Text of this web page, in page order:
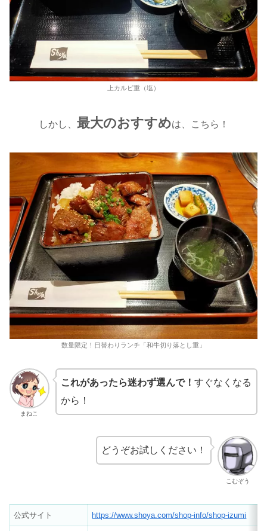
上カルビ重（塩）
しかし、 最大のおすすめは、こちら！
数量限定！日替わりランチ「和牛切り落とし重」
まねこ
これがあったら迷わず選んで！ すぐなくなる
から！
こむぞう
どうぞお試しください！
公式サイト https://www.shoya.com/shop-info/shop-izumi